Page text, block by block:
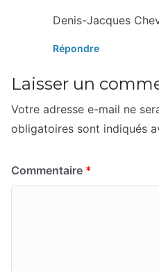
Denis-Jacques
Répondre
Laisser un
Votre adresse e-mail ne
obligatoires sont indiqués
Commentaire *